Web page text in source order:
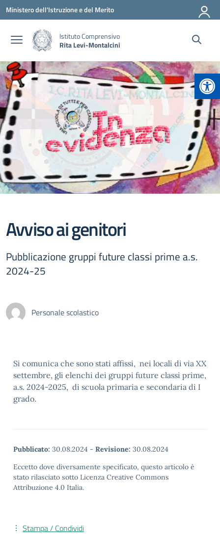
Vai ai contenuti
Vai al menu di navigazione
Vai al footer
Ministero dell'Istruzione e del Merito
Istituto Comprensivo
Rita Levi-Montalcini
Avviso ai genitori
Pubblicazione gruppi future classi prime a.s.
2024-25
Personale scolastico
Si comunica che sono stati affissi, nei locali di via XX
settembre, gli elenchi dei gruppi future classi prime,
a.s. 2024-2025, di scuola primaria e secondaria di I
grado.
Pubblicato: 30.08.2024 - Revisione: 30.08.2024
Eccetto dove diversamente specificato, questo articolo è
stato rilasciato sotto Licenza Creative Commons
Attribuzione 4.0 Italia.
Stampa / Condividi